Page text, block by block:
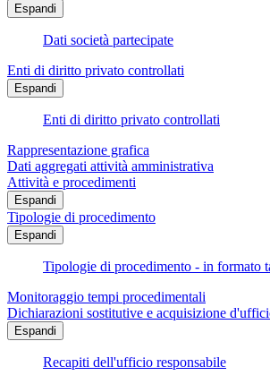
Espandi
Dati società partecipate
Enti di diritto privato controllati
Espandi
Enti di diritto privato controllati
Rappresentazione grafica
Dati aggregati attività amministrativa
Attività e procedimenti
Espandi
Tipologie di procedimento
Espandi
Tipologie di procedimento - in formato
Monitoraggio tempi procedimentali
Dichiarazioni sostitutive e acquisizione
Espandi
Recapiti dell'ufficio responsabile